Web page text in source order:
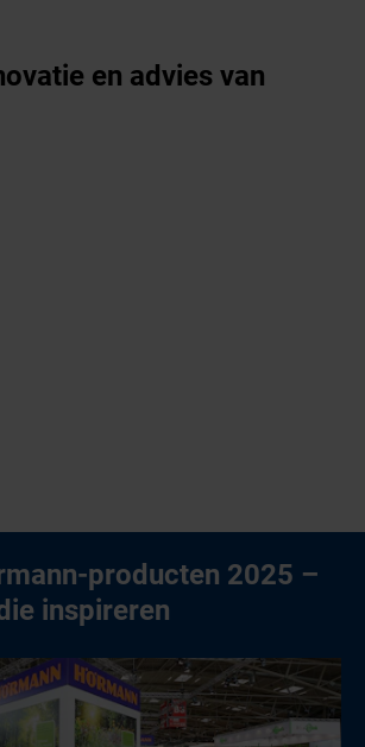
en advies van
producten 2025 –
inspireren